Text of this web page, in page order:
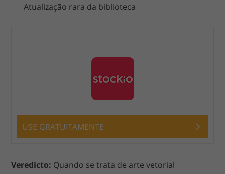
Atualização rara da biblioteca
USE GRATUITAMENTE
Veredicto: Quando se trata de arte vetorial